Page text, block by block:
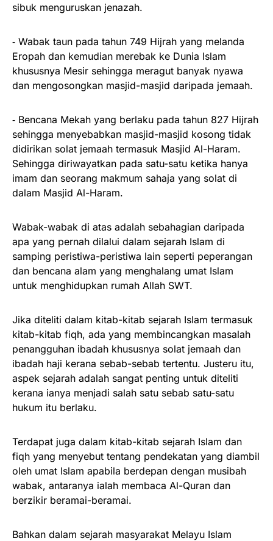
sibuk menguruskan jenazah.
⁃ Wabak taun pada tahun 749 Hijrah yang melanda
Eropah dan kemudian merebak ke Dunia Islam
khususnya Mesir sehingga meragut banyak nyawa
dan mengosongkan masjid-masjid daripada jemaah.
⁃ Bencana Mekah yang berlaku pada tahun 827 Hijrah
sehingga menyebabkan masjid-masjid kosong tidak
didirikan solat jemaah termasuk Masjid Al-Haram.
Sehingga diriwayatkan pada satu-satu ketika hanya
imam dan seorang makmum sahaja yang solat di
dalam Masjid Al-Haram.
Wabak-wabak di atas adalah sebahagian daripada
apa yang pernah dilalui dalam sejarah Islam di
samping peristiwa-peristiwa lain seperti peperangan
dan bencana alam yang menghalang umat Islam
untuk menghidupkan rumah Allah SWT.
Jika diteliti dalam kitab-kitab sejarah Islam termasuk
kitab-kitab fiqh, ada yang membincangkan masalah
penangguhan ibadah khususnya solat jemaah dan
ibadah haji kerana sebab-sebab tertentu. Justeru itu,
aspek sejarah adalah sangat penting untuk diteliti
kerana ianya menjadi salah satu sebab satu-satu
hukum itu berlaku.
Terdapat juga dalam kitab-kitab sejarah Islam dan
fiqh yang menyebut tentang pendekatan yang diambil
oleh umat Islam apabila berdepan dengan musibah
wabak, antaranya ialah membaca Al-Quran dan
berzikir beramai-beramai.
Bahkan dalam sejarah masyarakat Melayu Islam